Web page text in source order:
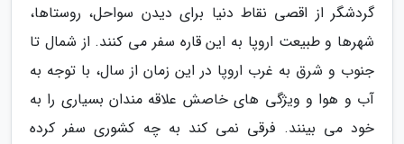
گردشگر از اقصی نقاط دنیا برای دیدن سواحل، روستاها،
شهرها و طبیعت اروپا به این قاره سفر می کنند. از شمال تا
جنوب و شرق به غرب اروپا در این زمان از سال، با توجه به
آب و هوا و ویژگی های خاصش علاقه مندان بسیاری را به
خود می بینند. فرقی نمی کند به چه کشوری سفر کرده